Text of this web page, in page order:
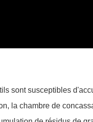
sont susceptibles
la chambre de